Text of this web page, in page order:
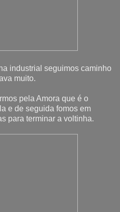
industrial seguimos caminho
muito.
pela Amora que é o
e de seguida fomos em
para terminar a voltinha.